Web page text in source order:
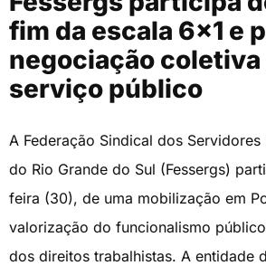
fim da escala 6×1 e
negociação coletiva
serviço público
A Federação Sindical dos
do Rio Grande do Sul (Fessergs)
feira (30), de uma mobilização em
valorização do funcionalismo
dos direitos trabalhistas. A entidade